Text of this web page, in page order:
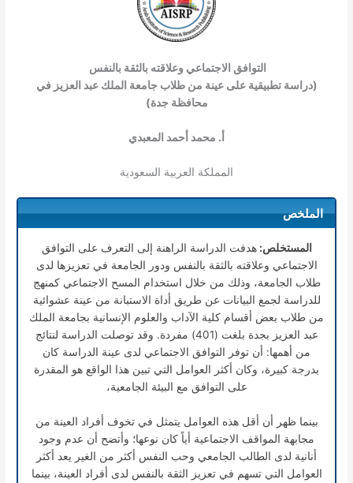
التوافق الاجتماعي وعلاقته بالثقة بالنفس
(دراسة تطبيقية على عينة من طلاب جامعة الملك عبد العزيز في
محافظة جدة)
أ. محمد أحمد المعبدي
المملكة العربية السعودية
الملخص
المستخلص:هدفت الدراسة الراهنة إلى التعرف على التوافق
الاجتماعي وعلاقته بالثقة بالنفس ودور الجامعة في تعزيزها لدى
طلاب الجامعة، وذلك من خلال استخدام المسح الاجتماعي كمنهج
للدراسة لجمع البيانات عن طريق أداة الاستبانة من عينة عشوائية
من طلاب بعض أقسام كلية الآداب والعلوم الإنسانية بجامعة الملك
عبد العزيز بجدة بلغت (401) مفردة. وقد توصلت الدراسة لنتائج
من أهمها: أن توفر التوافق الاجتماعي لدى عينة الدراسة كان
بدرجة كبيرة، وكان أكثر العوامل التي تبين هذا الواقع هو المقدرة
على التوافق مع البيئة الجامعية،
بينما ظهر أن أقل هذه العوامل يتمثل في تخوف أفراد العينة من
مجابهة المواقف الاجتماعية أياً كان نوعها؛ وأتضح أن عدم وجود
أنانية لدى الطالب الجامعي وحب النفس أكثر من الغير يعد أكثر
العوامل التي تسهم في تعزيز الثقة بالنفس لدى أفراد العينة، بينما